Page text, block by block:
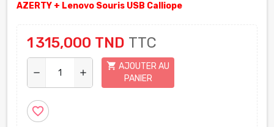
AZERTY + Lenovo Souris USB Calliope
1 315,000 TND TTC
remove add
shopping_cart AJOUTER AU
PANIER
favorite_border